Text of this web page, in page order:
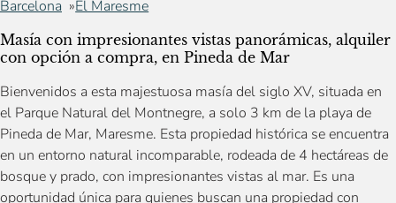
Barcelona El Maresme
Masía con impresionantes vistas panorámicas, alquiler
con opción a compra, en Pineda de Mar
Bienvenidos a esta majestuosa masía del siglo XV, situada en
el Parque Natural del Montnegre, a solo 3 km de la playa de
Pineda de Mar, Maresme. Esta propiedad histórica se encuentra
en un entorno natural incomparable, rodeada de 4 hectáreas de
bosque y prado, con impresionantes vistas al mar. Es una
oportunidad única para quienes buscan una propiedad con